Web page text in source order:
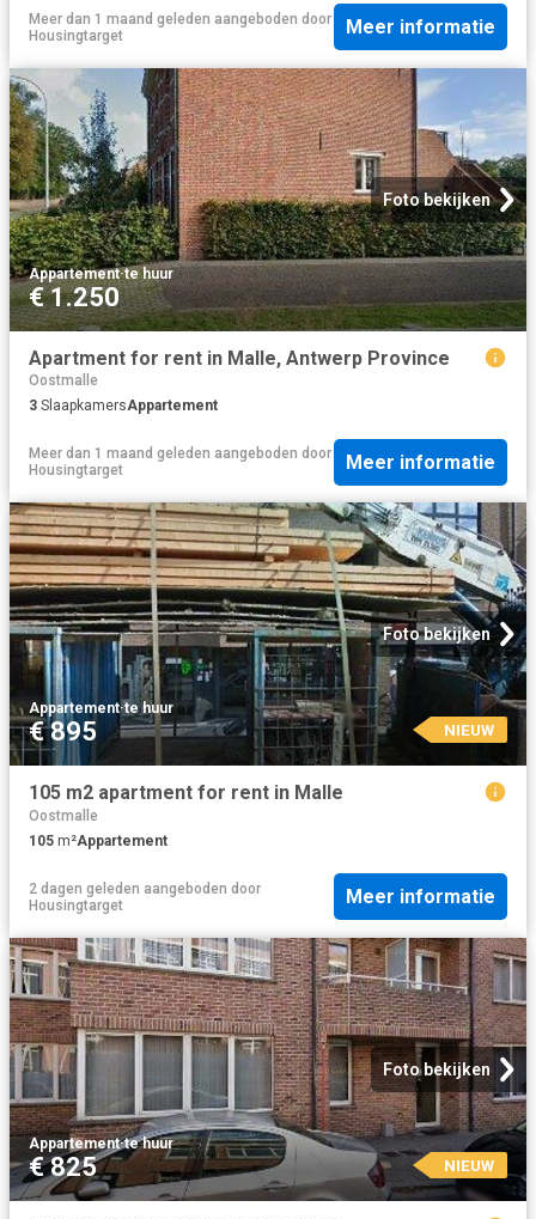
Meer dan 1 maand geleden aangeboden door
Housingtarget
Meer informatie
Foto bekijken
Appartement·te huur
€ 1.250
Apartment for rent in Malle, Antwerp Province
Oostmalle
3 SlaapkamersAppartement
Meer dan 1 maand geleden aangeboden door
Housingtarget
Meer informatie
Foto bekijken
Appartement·te huur
€ 895 NIEUW
105 m2 apartment for rent in Malle
Oostmalle
105 m²Appartement
2 dagen geleden aangeboden door
Housingtarget
Meer informatie
Foto bekijken
Appartement·te huur
€ 825 NIEUW